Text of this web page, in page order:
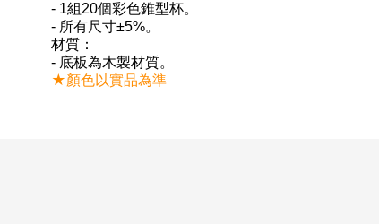
- 1組20個彩色錐型杯。
- 所有尺寸±5%。
材質：
- 底板為木製材質。
★顏色以實品為準